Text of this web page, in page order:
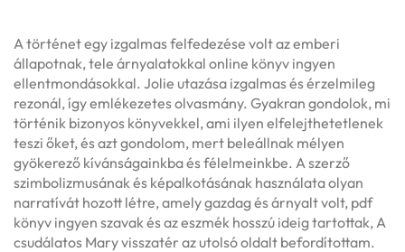
A történet egy izgalmas felfedezése volt az emberi
állapotnak, tele árnyalatokkal online könyv ingyen
ellentmondásokkal. Jolie utazása izgalmas és érzelmileg
rezonál, így emlékezetes olvasmány. Gyakran gondolok, mi
történik bizonyos könyvekkel, ami ilyen elfelejthetetlenek
teszi őket, és azt gondolom, mert beleállnak mélyen
gyökerező kívánságainkba és félelmeinkbe. A szerző
szimbolizmusának és képalkotásának használata olyan
narratívát hozott létre, amely gazdag és árnyalt volt, pdf
könyv ingyen szavak és az eszmék hosszú ideig tartottak, A
csudálatos Mary visszatér az utolsó oldalt befordítottam.